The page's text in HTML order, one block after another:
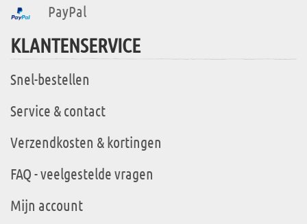
PayPal
KLANTENSERVICE
Snel-bestellen
Service & contact
Verzendkosten & kortingen
FAQ - veelgestelde vragen
Mijn account